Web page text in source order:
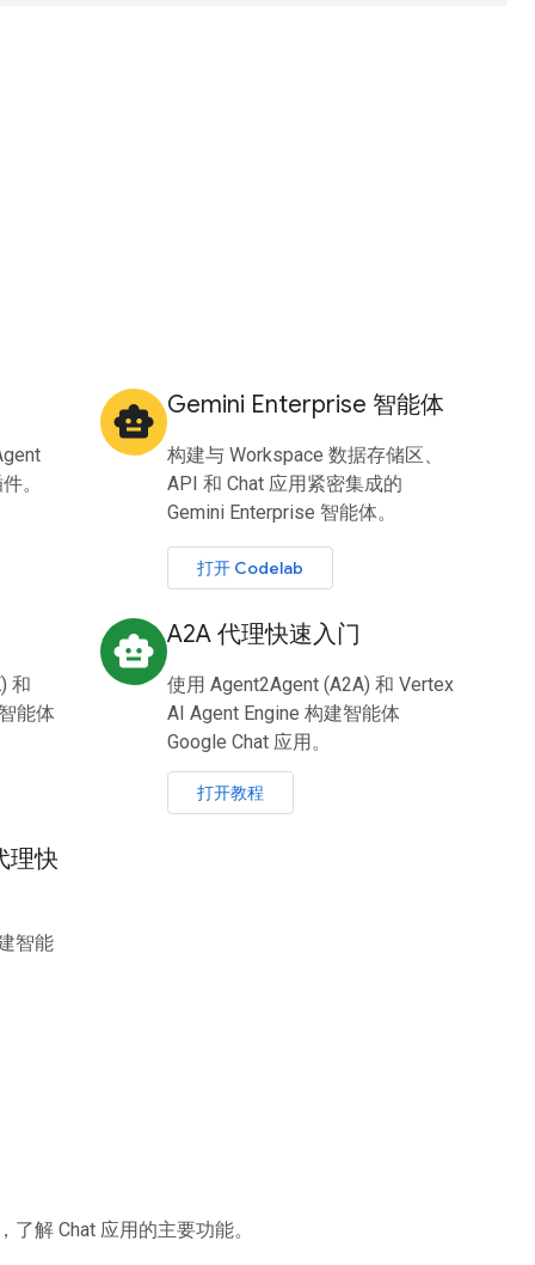
。
smart_toy Gemini Enterprise 智能体
构建与 Workspace 数据存储区、
API 和 Chat 应用紧密集成的
Gemini Enterprise 智能体。
打开 Codelab
和
能体
smart_toy A2A 代理快速入门
使用 Agent2Agent (A2A) 和 Vertex
AI Agent Engine 构建智能体
Google Chat 应用。
打开教程
理快
智能
解 Chat 应用的主要功能。